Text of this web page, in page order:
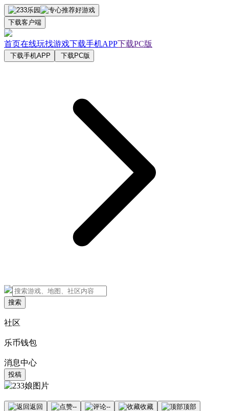
下载客户端
首页在线玩找游戏下载手机APP下载PC版
下载手机APP 下载PC版
搜索
社区
乐币钱包
消息中心
投稿
返回 -- -- 收藏 顶部